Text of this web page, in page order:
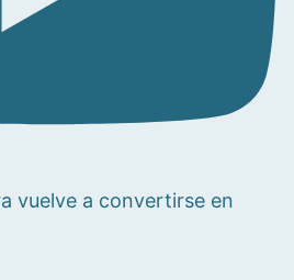
vuelve a convertirse en